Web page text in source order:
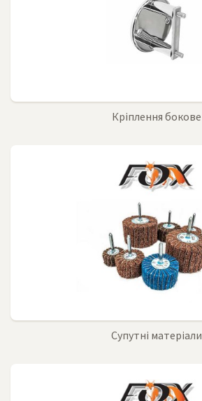
Кріплення бокове
Супутні матеріали